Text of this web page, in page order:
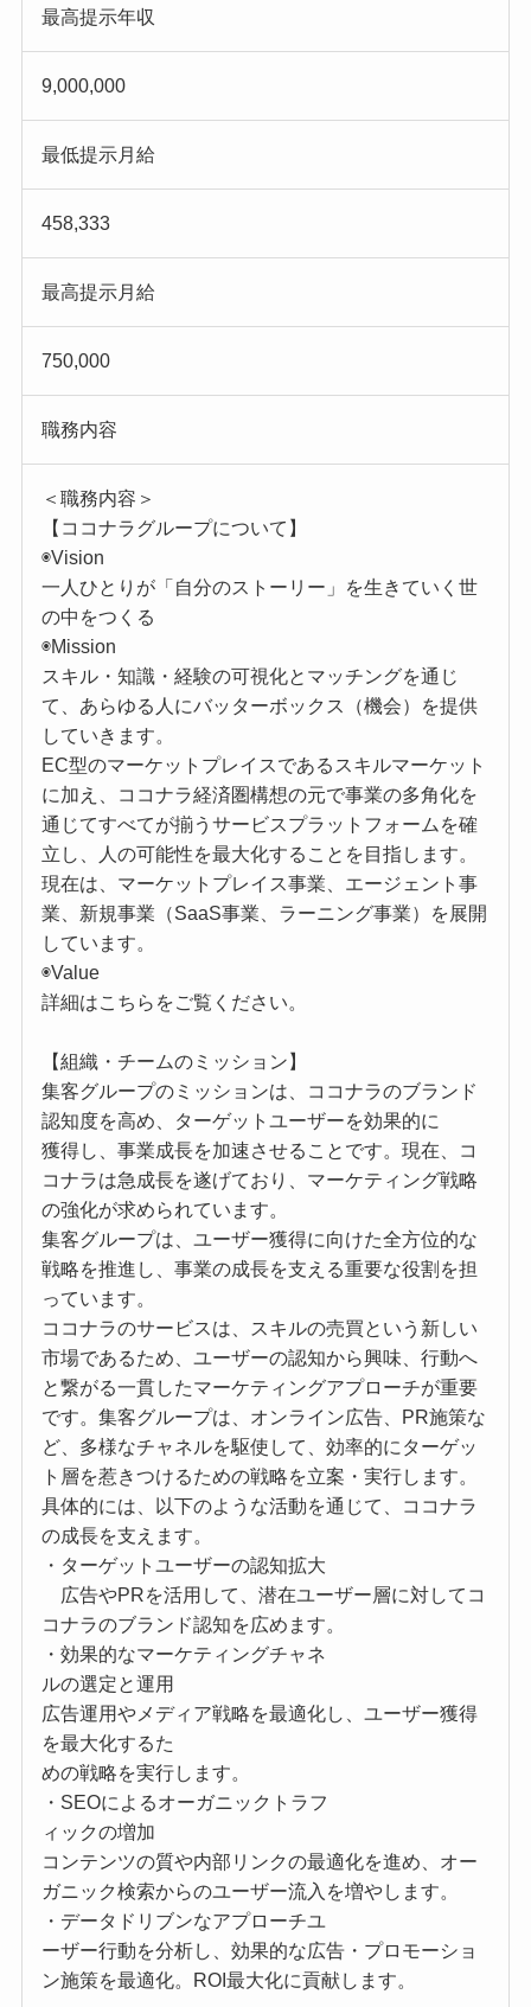
最高提示年収
9,000,000
最低提示月給
458,333
最高提示月給
750,000
職務内容
＜職務内容＞
【ココナラグループについて】
◉Vision
一人ひとりが「自分のストーリー」を生きていく世
の中をつくる
◉Mission
スキル・知識・経験の可視化とマッチングを通じ
て、あらゆる人にバッターボックス（機会）を提供
していきます。
EC型のマーケットプレイスであるスキルマーケット
に加え、ココナラ経済圏構想の元で事業の多角化を
通じてすべてが揃うサービスプラットフォームを確
立し、人の可能性を最大化することを目指します。
現在は、マーケットプレイス事業、エージェント事
業、新規事業（SaaS事業、ラーニング事業）を展開
しています。
◉Value
詳細はこちらをご覧ください。
【組織・チームのミッション】
集客グループのミッションは、ココナラのブランド
認知度を高め、ターゲットユーザーを効果的に
獲得し、事業成長を加速させることです。現在、コ
コナラは急成長を遂げており、マーケティング戦略
の強化が求められています。
集客グループは、ユーザー獲得に向けた全方位的な
戦略を推進し、事業の成長を支える重要な役割を担
っています。
ココナラのサービスは、スキルの売買という新しい
市場であるため、ユーザーの認知から興味、行動へ
と繋がる一貫したマーケティングアプローチが重要
です。集客グループは、オンライン広告、PR施策な
ど、多様なチャネルを駆使して、効率的にターゲッ
ト層を惹きつけるための戦略を立案・実行します。
具体的には、以下のような活動を通じて、ココナラ
の成長を支えます。
・ターゲットユーザーの認知拡大
広告やPRを活用して、潜在ユーザー層に対してコ
コナラのブランド認知を広めます。
・効果的なマーケティングチャネ
ルの選定と運用
広告運用やメディア戦略を最適化し、ユーザー獲得
を最大化するた
めの戦略を実行します。
・SEOによるオーガニックトラフ
ィックの増加
コンテンツの質や内部リンクの最適化を進め、オー
ガニック検索からのユーザー流入を増やします。
・データドリブンなアプローチユ
ーザー行動を分析し、効果的な広告・プロモーショ
ン施策を最適化。ROI最大化に貢献します。